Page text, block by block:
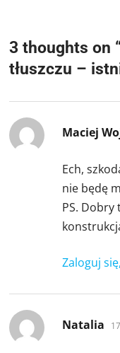
3 thoughts on
tłuszczu –
Maciej
Ech,
nie będę
PS. Dobry
Zaloguj
Natalia